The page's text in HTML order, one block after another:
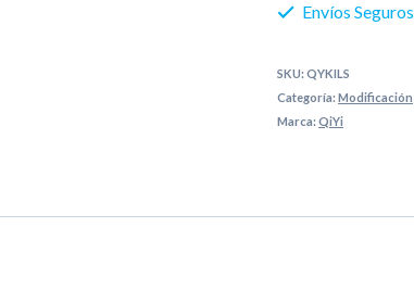
Envíos Seguros
SKU:QYKILS
Categoría:Modificación
Marca:QiYi